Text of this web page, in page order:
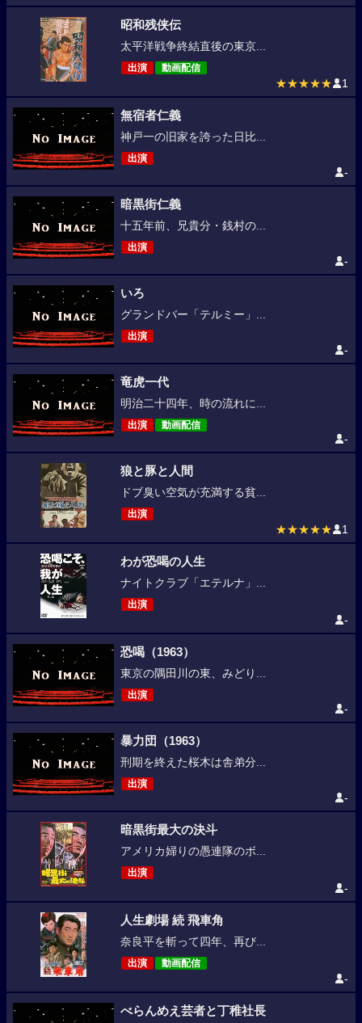
昭和残侠伝
太平洋戦争終結直後の東京...
出演 動画配信
★★★★★ 1
無宿者仁義
神戸一の旧家を誇った日比...
出演
-
暗黒街仁義
十五年前、兄貴分・銭村の...
出演
-
いろ
グランドバー「テルミー」...
出演
-
竜虎一代
明治二十四年、時の流れに...
出演 動画配信
-
狼と豚と人間
ドブ臭い空気が充満する貧...
出演
★★★★★ 1
わが恐喝の人生
ナイトクラブ「エテルナ」...
出演
-
恐喝（1963）
東京の隅田川の東、みどり...
出演
-
暴力団（1963）
刑期を終えた桜木は舎弟分...
出演
-
暗黒街最大の決斗
アメリカ婦りの愚連隊のボ...
出演
-
人生劇場 続 飛車角
奈良平を斬って四年、再び...
出演 動画配信
-
べらんめえ芸者と丁稚社長